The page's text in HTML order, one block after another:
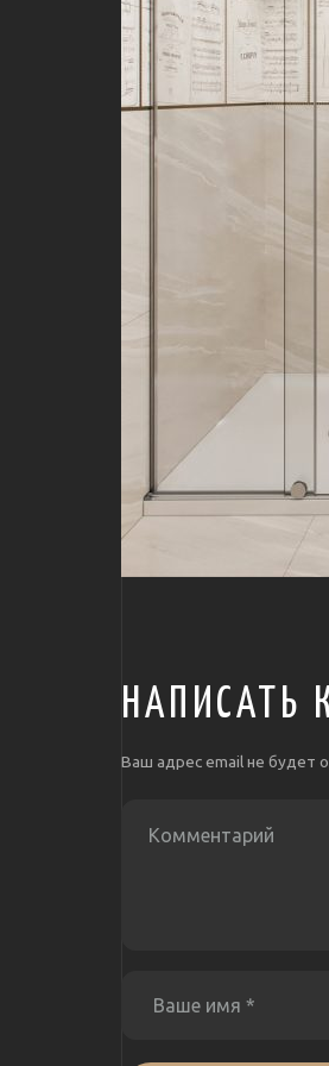
НАПИСАТЬ
Ваш адрес email не будет